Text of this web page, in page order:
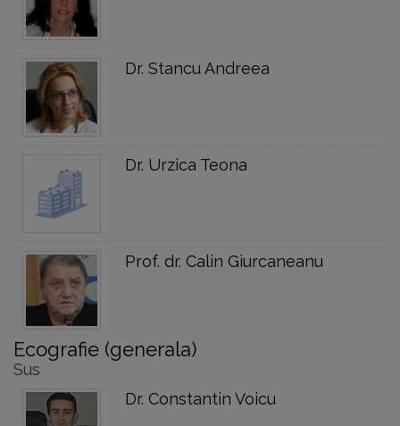
Dr. Stancu Andreea
Dr. Urzica Teona
Prof. dr. Calin Giurcaneanu
Ecografie (generala)
Sus
Dr. Constantin Voicu